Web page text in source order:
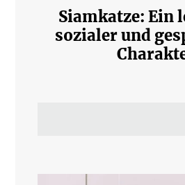
Siamkatze: Ein
sozialer und